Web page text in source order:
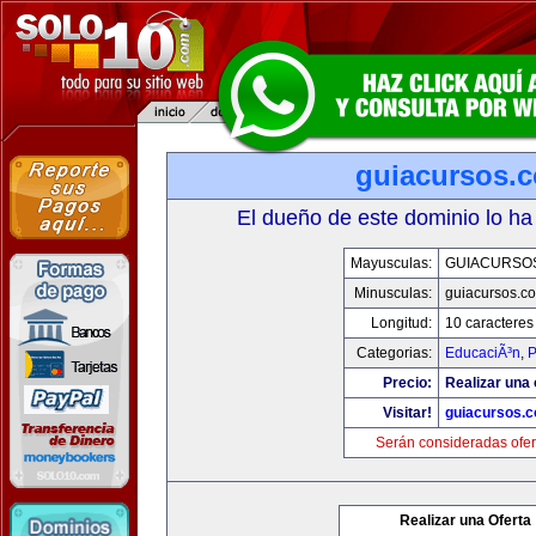
El dueño de este dominio lo
Mayusculas:
Minusculas:
Longitud:
10 caracteres
Categorias:
EducaciÃ³n,
Precio:
Realizar una
Visitar!
Serán consideradas
Realizar una Oferta